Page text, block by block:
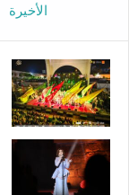
الأخيرة